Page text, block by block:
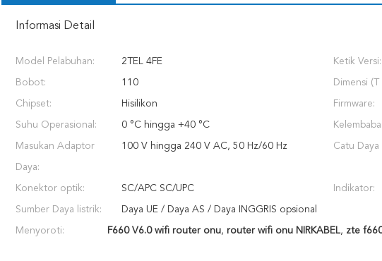
Informasi Detail
Model Pelabuhan: 2TEL 4FE Ketik Versi:
Bobot: 110 Dimensi (T
Chipset: Hisilikon Firmware:
Suhu Operasional: 0 °C hingga +40 °C
Masukan Adaptor
Daya:
100 V hingga 240 V AC, 50 Hz/60 Hz Catu Daya
Konektor optik: SC/APC SC/UPC Indikator:
Sumber Daya listrik: Daya UE / Daya AS / Daya INGGRIS opsional
Menyoroti: F660 V6.0 wifi router onu, router wifi onu NIRKABEL, zte